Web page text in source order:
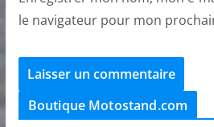
le navigateur pour mon
Boutique Motostand.com